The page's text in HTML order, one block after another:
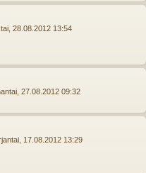
28.08.2012 13:54
27.08.2012 09:32
17.08.2012 13:29